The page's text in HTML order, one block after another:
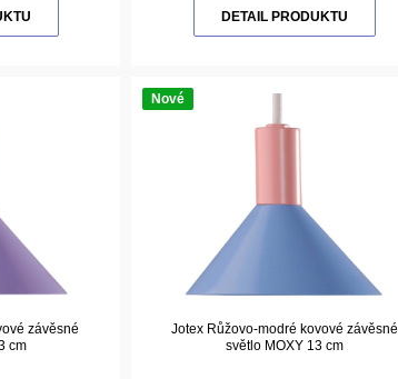
DETAIL PRODUKTU
závěsné
cm
Nové
Jotex Růžovo-modré kovové závěsné
světlo MOXY 13 cm